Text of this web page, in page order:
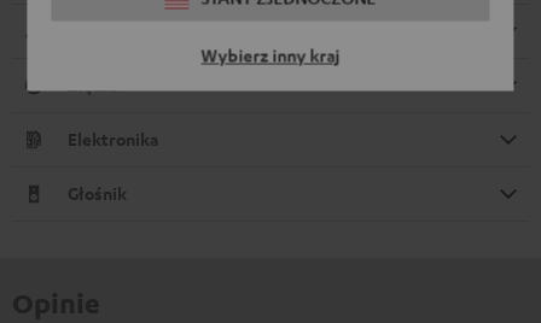
Wybierz inny kraj
Elektronika
Głośnik